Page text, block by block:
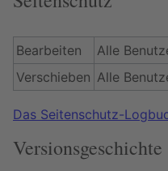
Bearbeiten
Alle
Verschieben Alle
Das Seitenschutz-
Versionsgeschichte